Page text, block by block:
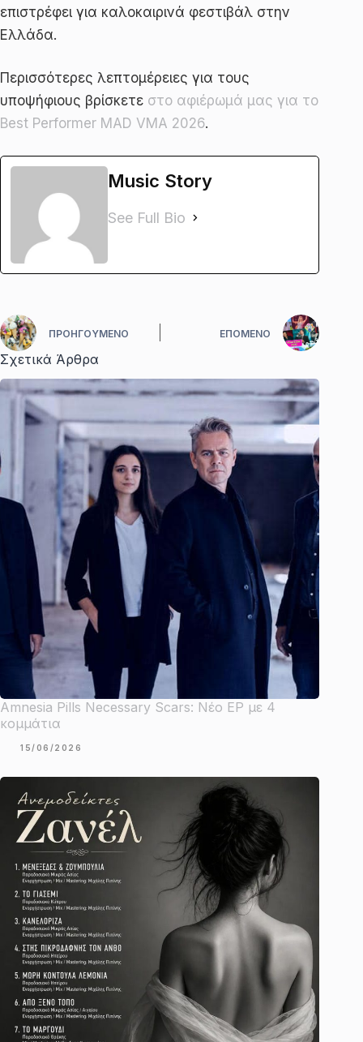
επιστρέφει για καλοκαιρινά φεστιβάλ στην
Ελλάδα.
Περισσότερες λεπτομέρειες για τους
υποψήφιους βρίσκετε στο αφιέρωμά μας για το
Best Performer MAD VMA 2026.
Music Story
See Full Bio
ΠΡΟΗΓΟΎΜΕΝΟ ΕΠΌΜΕΝΟ
Σχετικά Άρθρα
Amnesia Pills Necessary Scars: Νέο EP με 4
κομμάτια
15/06/2026